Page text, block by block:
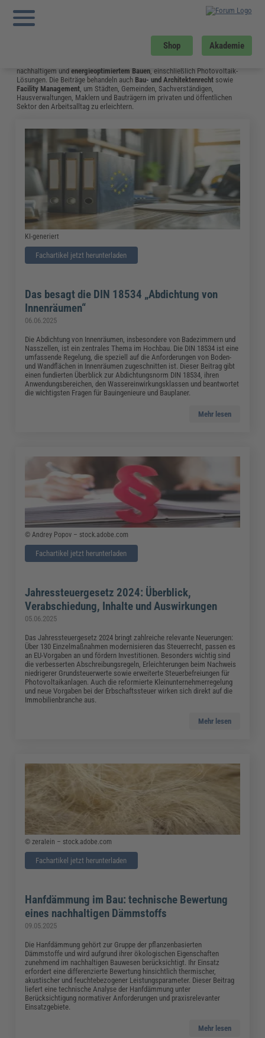
Shop Akademie
Sie sind hier: Bau und Gebäudemanagement»Seite 4
Bau und Gebäudemanagement
Vom Neubau bis hin zum Umgang mit Bauschäden: Das Fachwissen aus dem
Bereich Bau & Gebäudemanagement unterstützt Fachleute in Bauplanung,
nachhaltigem undenergieoptimiertem Bauen, einschließlich Photovoltaik-
Lösungen. Die Beiträge behandeln auch Bau- und Architektenrecht sowie
Facility Management, um Städten, Gemeinden, Sachverständigen,
Hausverwaltungen, Maklern und Bauträgern im privaten und öffentlichen
Sektor den Arbeitsalltag zu erleichtern.
KI-generiert
Fachartikel jetzt herunterladen
Das besagt die DIN 18534 „Abdichtung von
Innenräumen“
06.06.2025
Die Abdichtung von Innenräumen, insbesondere von Badezimmern und
Nasszellen, ist ein zentrales Thema im Hochbau. Die DIN 18534 ist eine
umfassende Regelung, die speziell auf die Anforderungen von Boden-
und Wandflächen in Innenräumen zugeschnitten ist. Dieser Beitrag gibt
einen fundierten Überblick zur Abdichtungsnorm DIN 18534, ihren
Anwendungsbereichen, den Wassereinwirkungsklassen und beantwortet
die wichtigsten Fragen für Bauingenieure und Bauplaner.
Mehr lesen
© Andrey Popov – stock.adobe.com
Fachartikel jetzt herunterladen
Jahressteuergesetz 2024: Überblick,
Verabschiedung, Inhalte und Auswirkungen
05.06.2025
Das Jahressteuergesetz 2024 bringt zahlreiche relevante Neuerungen:
Über 130 Einzelmaßnahmen modernisieren das Steuerrecht, passen es
an EU-Vorgaben an und fördern Investitionen. Besonders wichtig sind
die verbesserten Abschreibungsregeln, Erleichterungen beim Nachweis
niedrigerer Grundsteuerwerte sowie erweiterte Steuerbefreiungen für
Photovoltaikanlagen. Auch die reformierte Kleinunternehmerregelung
und neue Vorgaben bei der Erbschaftssteuer wirken sich direkt auf die
Immobilienbranche aus.
Mehr lesen
© zeralein – stock.adobe.com
Fachartikel jetzt herunterladen
Hanfdämmung im Bau: technische Bewertung
eines nachhaltigen Dämmstoffs
09.05.2025
Die Hanfdämmung gehört zur Gruppe der pflanzenbasierten
Dämmstoffe und wird aufgrund ihrer ökologischen Eigenschaften
zunehmend im nachhaltigen Bauwesen berücksichtigt. Ihr Einsatz
erfordert eine differenzierte Bewertung hinsichtlich thermischer,
akustischer und feuchtebezogener Leistungsparameter. Dieser Beitrag
liefert eine technische Analyse der Hanfdämmung unter
Berücksichtigung normativer Anforderungen und praxisrelevanter
Einsatzgebiete.
Mehr lesen